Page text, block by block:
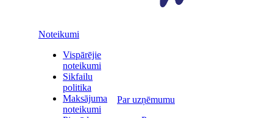
Noteikumi
Vispārējie
noteikumi
Sikfailu
politika
Maksājuma
noteikumi
Par uzņēmumu